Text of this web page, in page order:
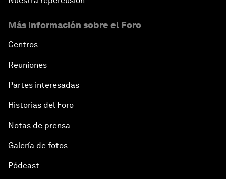
Más información sobre el Foro
Centros
Reuniones
Partes interesadas
Historias del Foro
Notas de prensa
Galería de fotos
Pódcast